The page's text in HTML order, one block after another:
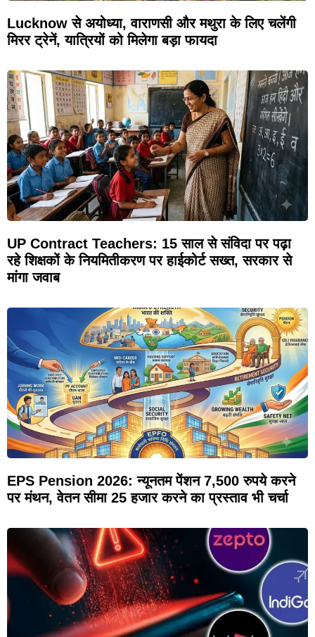
Lucknow से अयोध्या, वाराणसी और मथुरा के लिए चलेंगी
मिरर ट्रेनें, यात्रियों को मिलेगा बड़ा फायदा
UP Contract Teachers: 15 साल से संविदा पर पढ़ा
रहे शिक्षकों के नियमितीकरण पर हाईकोर्ट सख्त, सरकार से
मांगा जवाब
EPS Pension 2026: न्यूनतम पेंशन 7,500 रुपये करने
पर मंथन, वेतन सीमा 25 हजार करने का प्रस्ताव भी चर्चा